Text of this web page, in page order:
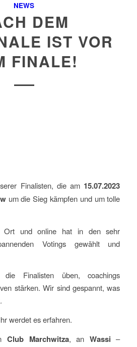
NEWS
DEM
IST VOR
FINALE!
Finalisten, die am 15.07.2023
um die Sieg kämpfen und um tolle
Ort und online hat in den sehr
Votings gewählt und
Finalisten üben, coachings
stärken. Wir sind gespannt, was
werdet es erfahren.
Club Marchwitza, an Wassi –